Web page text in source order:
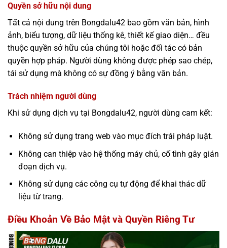
Quyền sở hữu nội dung
Tất cả nội dung trên Bongdalu42 bao gồm văn bản, hình
ảnh, biểu tượng, dữ liệu thống kê, thiết kế giao diện… đều
thuộc quyền sở hữu của chúng tôi hoặc đối tác có bản
quyền hợp pháp. Người dùng không được phép sao chép,
tái sử dụng mà không có sự đồng ý bằng văn bản.
Trách nhiệm người dùng
Khi sử dụng dịch vụ tại Bongdalu42, người dùng cam kết:
Không sử dụng trang web vào mục đích trái pháp luật.
Không can thiệp vào hệ thống máy chủ, cố tình gây gián
đoạn dịch vụ.
Không sử dụng các công cụ tự động để khai thác dữ
liệu từ trang.
Điều Khoản Về Bảo Mật và Quyền Riêng Tư